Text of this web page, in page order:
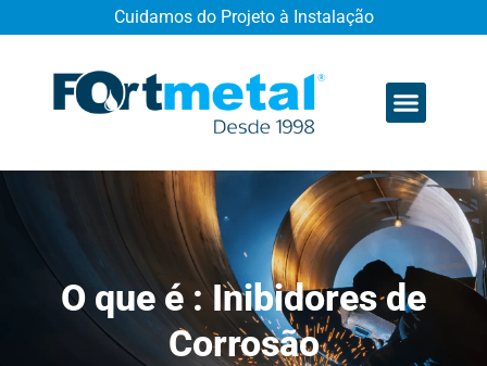
Cuidamos do Projeto à Instalação
O que é : Inibidores de
Corrosão